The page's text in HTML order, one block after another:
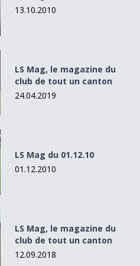
13.10.2010
de tout un canton
LS Mag, le magazine du
club de tout un canton
24.04.2019
LS Mag du 01.12.10
01.12.2010
de tout un canton
LS Mag, le magazine du
club de tout un canton
12.09.2018